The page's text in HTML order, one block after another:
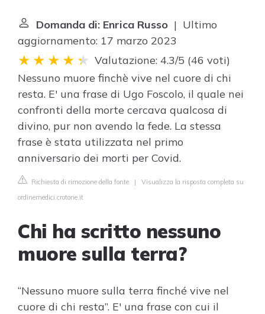
Domanda di: Enrica Russo | Ultimo
aggiornamento: 17 marzo 2023
Valutazione: 4.3/5 (46 voti)
Nessuno muore finchè vive nel cuore di chi
resta. E' una frase di Ugo Foscolo, il quale nei
confronti della morte cercava qualcosa di
divino, pur non avendo la fede. La stessa
frase è stata utilizzata nel primo
anniversario dei morti per Covid.
Richiesta di rimozione della fonte | Visualizza la risposta completa su
ordinemedici.crotone.it
Chi ha scritto nessuno
muore sulla terra?
“Nessuno muore sulla terra finché vive nel
cuore di chi resta”. E' una frase con cui il